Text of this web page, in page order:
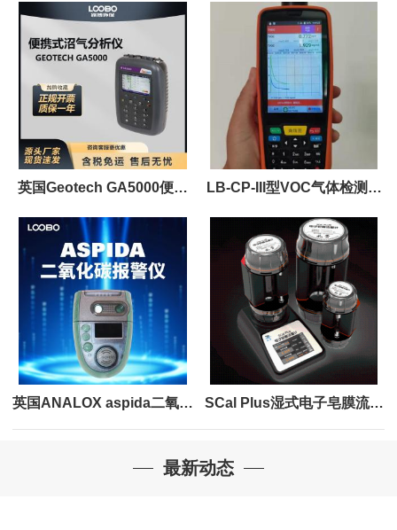
检测仪 满足HJ 38-2017国标
要求
便携式沼气分析仪
英国Geotech GA5000便携
式沼气分析仪
LB-CP-III型VOC气体检测仪
便携式PID检测仪
英国ANALOX aspida二氧化 SCal Plus湿式电子皂膜流量
最新动态